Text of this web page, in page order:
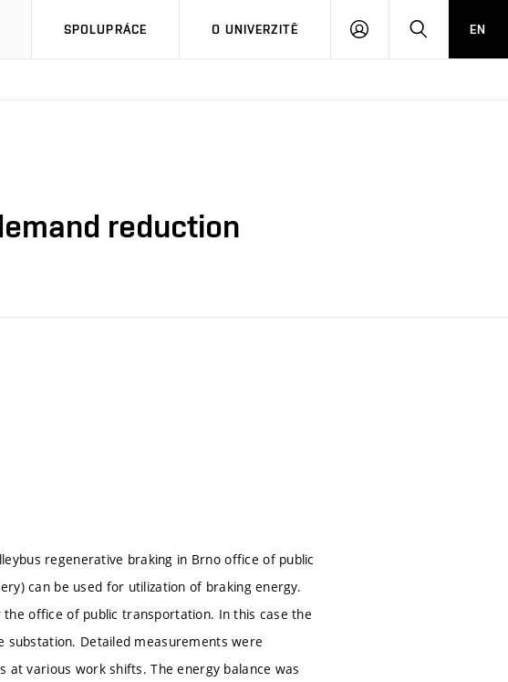
SPOLUPRÁCE O UNIVERZITĚ
PŘIHLÁSIT HLEDATEN
reduction
regenerative braking in Brno office of public
can be used for utilization of braking energy.
office of public transportation. In this case the
substation. Detailed measurements were
various work shifts. The energy balance was